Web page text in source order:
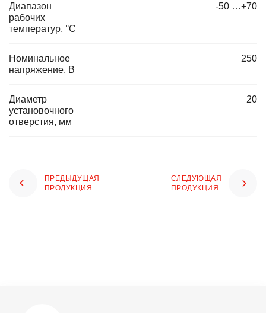
Диапазон
рабочих
температур, °C
-50 …+70
Номинальное
напряжение, В
250
Диаметр
установочного
отверстия, мм
20
ПРЕДЫДУЩАЯ
ПРОДУКЦИЯ
СЛЕДУЮЩАЯ
ПРОДУКЦИЯ